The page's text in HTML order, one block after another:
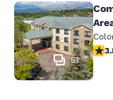
Comfort
51